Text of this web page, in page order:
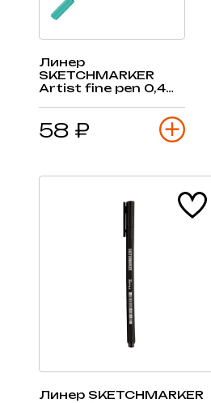
Линер
SKETCHMARKER
Artist fine pen 0,4
58 ₽
Линер SKETCHMARKER